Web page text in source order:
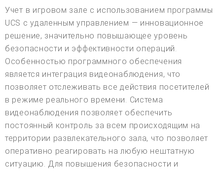
Учет в игровом зале с использованием программы
UCS с удаленным управлением — инновационное
решение, значительно повышающее уровень
безопасности и эффективности операций.
Особенностью программного обеспечения
является интеграция видеонаблюдения, что
позволяет отслеживать все действия посетителей
в режиме реального времени. Система
видеонаблюдения позволяет обеспечить
постоянный контроль за всем происходящим на
территории развлекательного зала, что позволяет
оперативно реагировать на любую нештатную
ситуацию. Для повышения безопасности и